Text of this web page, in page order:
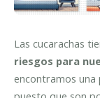
Las cucarachas
riesgos para
encontramos una